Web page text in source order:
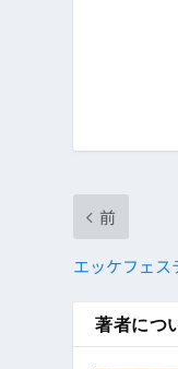
前
エッケフェス
著者につ